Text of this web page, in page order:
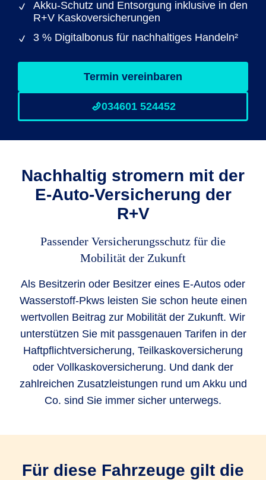
Akku-Schutz und Entsorgung inklusive in den
R+V Kaskoversicherungen
3 % Digitalbonus für nachhaltiges Handeln²
Termin vereinbaren
034601 524452
Nachhaltig stromern mit der
E-Auto-Versicherung der
R+V
Passender Versicherungsschutz für die
Mobilität der Zukunft
Als Besitzerin oder Besitzer eines E-Autos oder
Wasserstoff-Pkws leisten Sie schon heute einen
wertvollen Beitrag zur Mobilität der Zukunft. Wir
unterstützen Sie mit passgenauen Tarifen in der
Haftpflichtversicherung, Teilkaskoversicherung
oder Vollkaskoversicherung. Und dank der
zahlreichen Zusatzleistungen rund um Akku und
Co. sind Sie immer sicher unterwegs.
Für diese Fahrzeuge gilt die